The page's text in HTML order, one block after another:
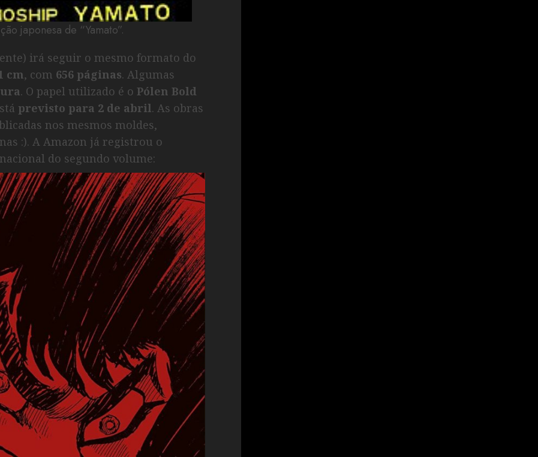
japonesa de “Yamato”.
irá seguir o mesmo formato do
cm, com 656 páginas. Algumas
. O papel utilizado é o Pólen Bold
previsto para 2 de abril. As obras
nos mesmos moldes,
:). A Amazon já registrou o
do segundo volume: